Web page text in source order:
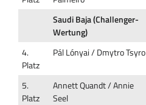
Saudi Baja (Challenger-
Wertung)
4.
Platz
Pál Lónyai / Dmytro Tsyro
5.
Platz
Annett Quandt / Annie
Seel